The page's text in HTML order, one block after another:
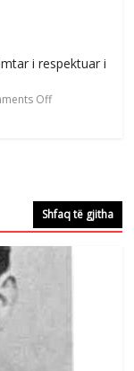
i respektuar i
Off
Off
me takime pune
Off
Shfaq të gjitha